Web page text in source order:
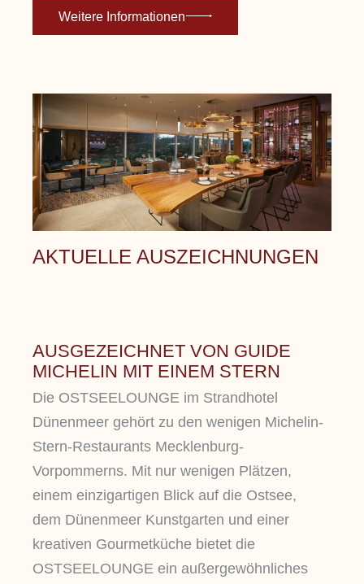
Weitere Informationen
AKTUELLE AUSZEICHNUNGEN
AUSGEZEICHNET VON GUIDE
MICHELIN MIT EINEM STERN
Die OSTSEELOUNGE im Strandhotel
Dünenmeer gehört zu den wenigen Michelin-
Stern-Restaurants Mecklenburg-
Vorpommerns. Mit nur wenigen Plätzen,
einem einzigartigen Blick auf die Ostsee,
dem Dünenmeer Kunstgarten und einer
kreativen Gourmetküche bietet die
OSTSEELOUNGE ein außergewöhnliches